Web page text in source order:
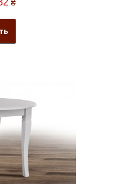
₴